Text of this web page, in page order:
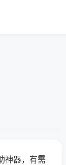
神器，有需